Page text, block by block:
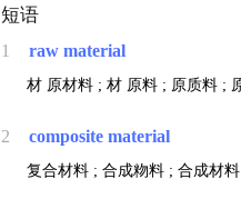
短语
1 raw material
材 原材料 ;材 原料 ; 原质料 ;
2 composite material
复合材料 ; 合成粅料 ; 合成材